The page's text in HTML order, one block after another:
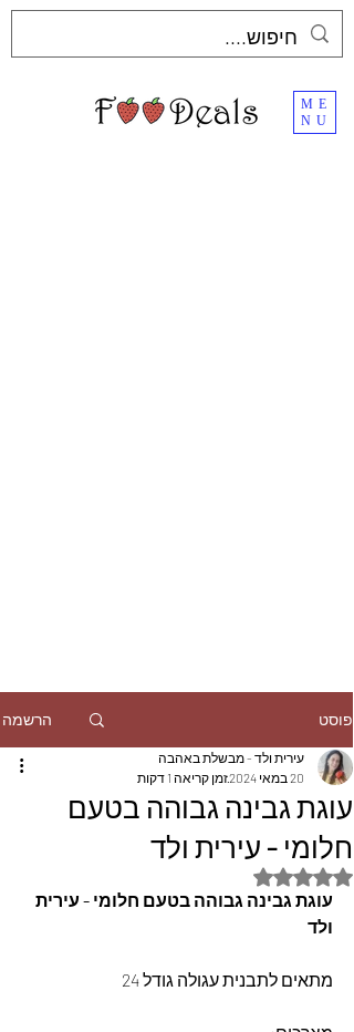
ME
NU
פוסט הרשמה
עוגת גבינה גבוהה בטעם
חלומי - עירית ולד
עירית ולד - מבשלת באהבה
20 במאי 2024
זמן קריאה 1 דקות
דירוג של NaN מתוך 5 כוכבים
עוגת גבינה גבוהה בטעם חלומי - עירית
ולד
מתאים לתבנית עגולה גודל 24